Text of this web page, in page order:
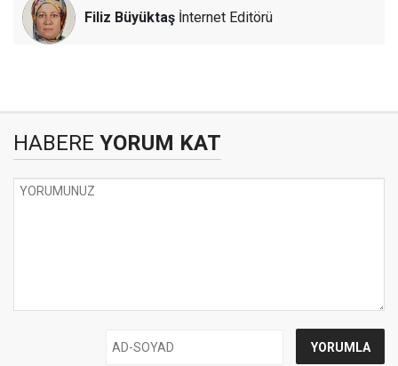
Filiz Büyüktaş İnternet Editörü
HABERE YORUM KAT